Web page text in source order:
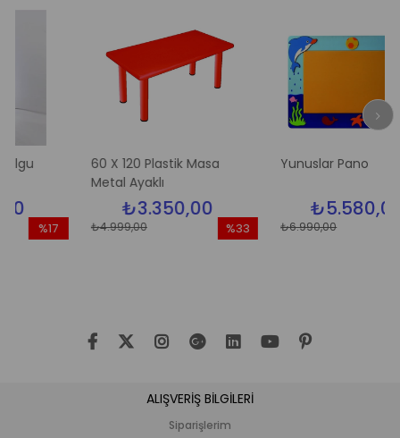
60 X 120 Plastik Masa
Metal Ayaklı
₺3.350,00
₺4.999,00
Yunuslar Pano
₺5.580,00
₺6.990,00
ALIŞVERİŞ BİLGİLERİ
Siparişlerim